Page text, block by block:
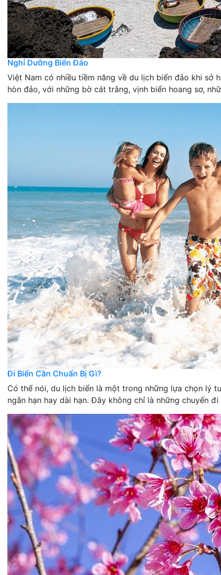
Nghỉ Dưỡng Biển Đảo
Việt Nam có nhiều tiềm năng về du lịch biển đảo khi sở
hòn đảo, với những bờ cát trắng, vịnh biển hoang sơ,
Đi Biển Cần Chuẩn Bị Gì?
Có thể nói, du lịch biển là một trong những lựa chọn lý
ngắn hạn hay dài hạn. Đây không chỉ là những chuyến